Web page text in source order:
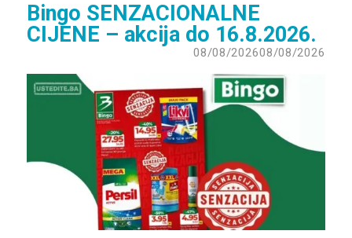
Bingo SENZACIONALNE
CIJENE – akcija do 16.8.2026.
08/08/202608/08/2026